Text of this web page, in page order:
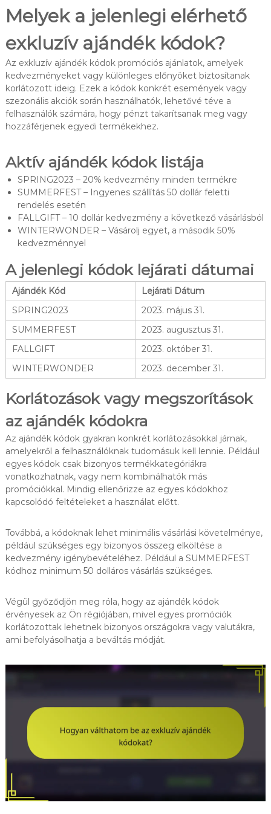
Melyek a jelenlegi elérhető
exkluzív ajándék kódok?
Az exkluzív ajándék kódok promóciós ajánlatok, amelyek
kedvezményeket vagy különleges előnyöket biztosítanak
korlátozott ideig. Ezek a kódok konkrét események vagy
szezonális akciók során használhatók, lehetővé téve a
felhasználók számára, hogy pénzt takarítsanak meg vagy
hozzáférjenek egyedi termékekhez.
Aktív ajándék kódok listája
SPRING2023 – 20% kedvezmény minden termékre
SUMMERFEST – Ingyenes szállítás 50 dollár feletti
rendelés esetén
FALLGIFT – 10 dollár kedvezmény a következő vásárlásból
WINTERWONDER – Vásárolj egyet, a második 50%
kedvezménnyel
A jelenlegi kódok lejárati dátumai
Ajándék Kód
Lejárati Dátum
SPRING2023
2023. május 31.
SUMMERFEST
2023. augusztus 31.
FALLGIFT
2023. október 31.
WINTERWONDER
2023. december 31.
Korlátozások vagy megszorítások
az ajándék kódokra
Az ajándék kódok gyakran konkrét korlátozásokkal járnak,
amelyekről a felhasználóknak tudomásuk kell lennie. Például
egyes kódok csak bizonyos termékkategóriákra
vonatkozhatnak, vagy nem kombinálhatók más
promóciókkal. Mindig ellenőrizze az egyes kódokhoz
kapcsolódó feltételeket a használat előtt.
Továbbá, a kódoknak lehet minimális vásárlási követelménye,
például szükséges egy bizonyos összeg elköltése a
kedvezmény igénybevételéhez. Például a SUMMERFEST
kódhoz minimum 50 dolláros vásárlás szükséges.
Végül győződjön meg róla, hogy az ajándék kódok
érvényesek az Ön régiójában, mivel egyes promóciók
korlátozottak lehetnek bizonyos országokra vagy valutákra,
ami befolyásolhatja a beváltás módját.